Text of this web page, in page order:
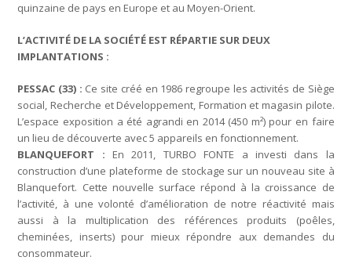
quinzaine de pays en Europe et au Moyen-Orient.
L’ACTIVITÉ DE LA SOCIÉTÉ EST RÉPARTIE SUR DEUX
IMPLANTATIONS :
PESSAC (33) : Ce site créé en 1986 regroupe les activités de Siège
social, Recherche et Développement, Formation et magasin pilote.
L’espace exposition a été agrandi en 2014 (450 m²) pour en faire
un lieu de découverte avec 5 appareils en fonctionnement.
BLANQUEFORT : En 2011, TURBO FONTE a investi dans la
construction d’une plateforme de stockage sur un nouveau site à
Blanquefort. Cette nouvelle surface répond à la croissance de
l’activité, à une volonté d’amélioration de notre réactivité mais
aussi à la multiplication des références produits (poêles,
cheminées, inserts) pour mieux répondre aux demandes du
consommateur.